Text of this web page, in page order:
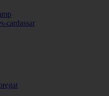
cardassar